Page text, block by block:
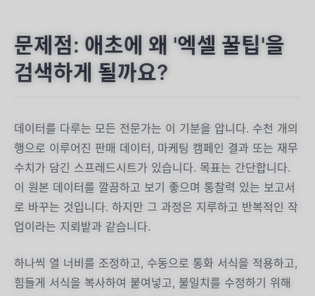
문제점: 애초에 왜 '엑셀 꿀팁'을
검색하게 될까요?
데이터를 다루는 모든 전문가는 이 기분을 압니다. 수천 개의
행으로 이루어진 판매 데이터, 마케팅 캠페인 결과 또는 재무
수치가 담긴 스프레드시트가 있습니다. 목표는 간단합니다.
이 원본 데이터를 깔끔하고 보기 좋으며 통찰력 있는 보고서
로 바꾸는 것입니다. 하지만 그 과정은 지루하고 반복적인 작
업이라는 지뢰밭과 같습니다.
하나씩 열 너비를 조정하고, 수동으로 통화 서식을 적용하고,
힘들게 서식을 복사하여 붙여넣고, 불일치를 수정하기 위해